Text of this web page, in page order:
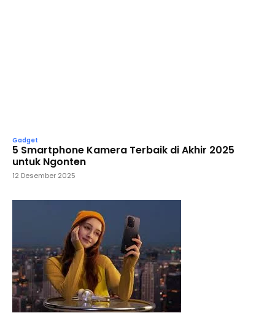
Gadget
5 Smartphone Kamera Terbaik di Akhir 2025
untuk Ngonten
12 Desember 2025